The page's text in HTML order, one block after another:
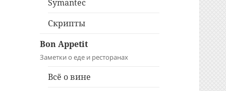
Symantec
Скрипты
Bon Appetit
Заметки о еде и ресторанах
Всё о вине